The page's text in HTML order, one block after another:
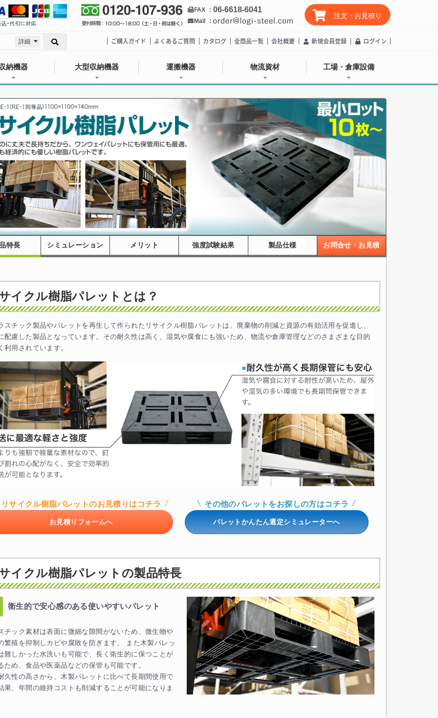
詳細
FAX 06-6618-6041
Mail
注文・お見積り
ご購入ガイド よくあるご質問 カタログ 全商品一覧 会社概要 新規会員登録 ログイン
納機器 大型収納機器 運搬機器 物流資材 工場・倉庫設備
特長 シミュレーション メリット 強度試験結果 製品仕様 お問合せ・お見積
イクル樹脂パレットとは？
スチック製品やパレットを再生して作られたリサイクル樹脂パレットは、廃棄物の削減と資源の有効活用を促進し、
配慮した製品となっています。その耐久性は高く、湿気や腐食にも強いため、物流や倉庫管理などのさまざまな目的
利用されています。
リサイクル樹脂パレットのお見積りはコチラ
お見積りフォームへ
その他のパレットをお探しの方はコチラ
パレットかんたん選定シミュレーターへ
イクル樹脂パレットの製品特長
衛生的で安心感のある使いやすいパレット
チック素材は表面に微細な隙間がないため、微生物や
繁殖を抑制しカビや腐敗を防ぎます。 また木製パレッ
難しかった水洗いも可能で、長く衛生的に保つことが
ため、食品や医薬品などの保管も可能です。
久性の高さから、木製パレットに比べて長期間使用で
果、年間の維持コストも削減することが可能になりま